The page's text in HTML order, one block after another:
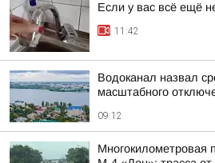
Если у вас всё ещё
11:42
Водоканал назвал
масштабного
09:12
Многокилометровая